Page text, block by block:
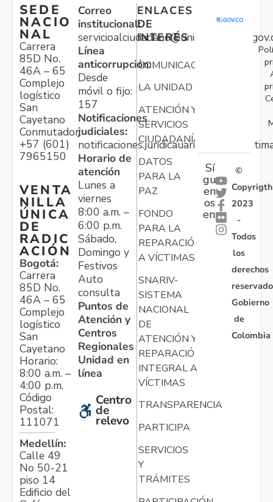
SEDE
NACIO
NAL
Carrera
85D No.
46A – 65
Complejo
logístico
San
Cayetano
Conmutador:
+57 (601)
7965150
VENTA
NILLA
ÚNICA
DE
RADIC
ACIÓN
Bogotá:
Carrera
85D No.
46A – 65
Complejo
logístico
San
Cayetano
Horario:
8:00 a.m. –
4:00 p.m.
Código
Postal:
111071
Medellín:
Calle 49
No 50-21
piso 14
Edificio del
Correo
institucional:
Línea
anticorrupción:
Desde
móvil o fijo:
157
Notificaciones
judiciales:
Horario de
atención
Lunes a
viernes
8:00 a.m. –
6:00 p.m.
Sábado,
Domingo y
Festivos
Auto
consulta
Puntos de
Atención y
Centros
Regionales
Unidad en
línea
Centro
de
relevo
ENLACES
DE
INTERÉS
COMUNICACIONES
LA UNIDAD
ATENCIÓN Y
SERVICIOS
CIUDADANÍA
DATOS
PARA LA
PAZ
FONDO
PARA LA
REPARACIÓN
A VÍCTIMAS
SNARIV-
SISTEMA
NACIONAL
DE
ATENCIÓN Y
REPARACIÓN
INTEGRAL A
VÍCTIMAS
TRANSPARENCIA
PARTICIPA
SERVICIOS
Y
TRÁMITES
Sí
gu
en
os
en:
©
Copyrigth
2023
-
Todos
los
derechos
Gobierno
de
Colombia